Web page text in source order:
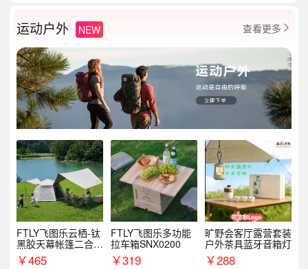
运动户外 NEW 查看更多 
FTLY飞图乐云栖-钛
黑胶天幕帐篷二合一
TMTZ0201
￥465
FTLY飞图乐多功能
拉车箱SNX0200
￥319
旷野会客厅露营套装
户外茶具蓝牙音箱灯
￥288